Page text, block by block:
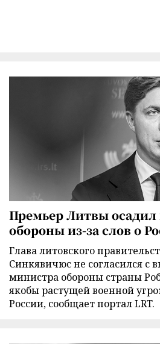
Премьер Литвы
обороны из-за слов о
Глава литовского
Синкявичюс не согласился с
министра обороны страны
якобы растущей военной
России, сообщает портал LRT.